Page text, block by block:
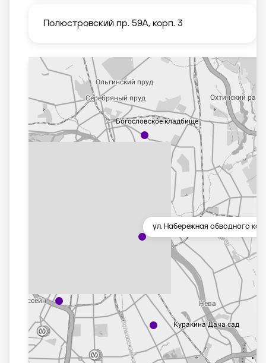
Полюстровский пр. 59А, корп. 3